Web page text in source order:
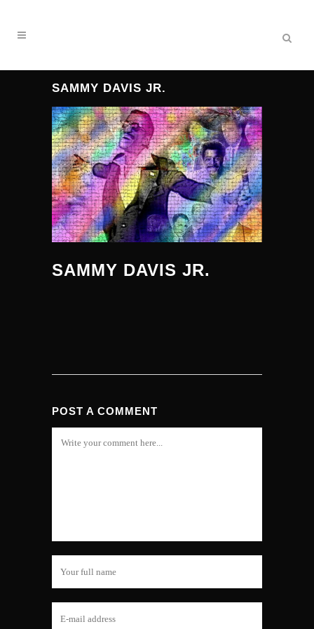
SAMMY DAVIS JR.
SAMMY DAVIS JR.
POST A COMMENT